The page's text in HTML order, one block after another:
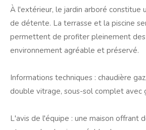
À l'extérieur, le jardin arboré constitue
de détente. La terrasse et la piscine
permettent de profiter pleinement des
environnement agréable et préservé.
Informations techniques : chaudière
double vitrage, sous-sol complet avec
L'avis de l'équipe : une maison offrant